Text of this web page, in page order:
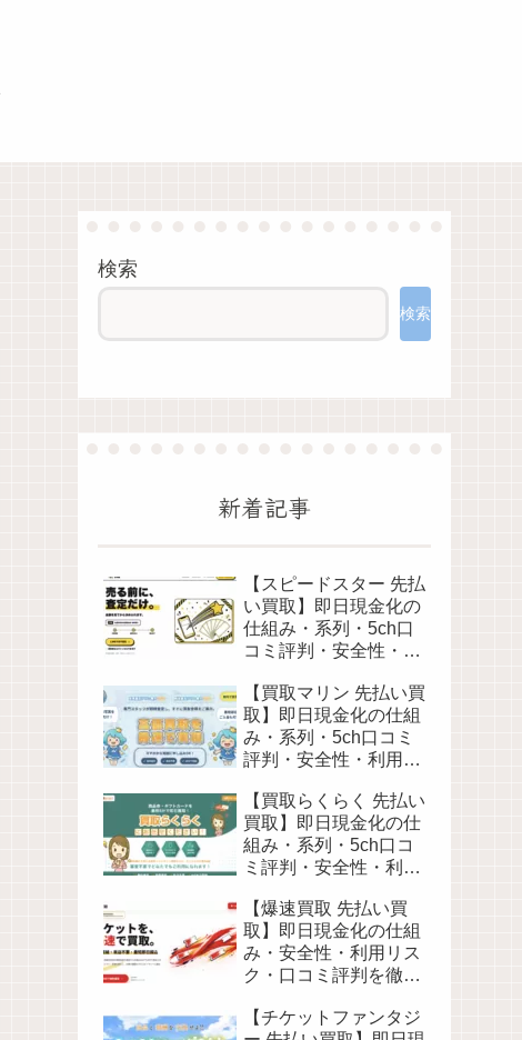
検索
検索
新着記事
【スピードスター 先払
い買取】即日現金化の
仕組み・系列・5ch口
コミ評判・安全性・利
で徹底解説
【買取マリン 先払い買
取】即日現金化の仕組
み・系列・5ch口コミ
評判・安全性・利用リ
底解説
【買取らくらく 先払い
買取】即日現金化の仕
組み・系列・5ch口コ
ミ評判・安全性・利用
徹底解説
【爆速買取 先払い買
取】即日現金化の仕組
み・安全性・利用リス
ク・口コミ評判を徹底
【チケットファンタジ